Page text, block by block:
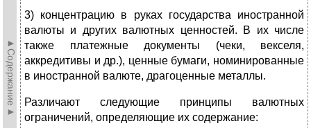
►Содержание►
3) концентрацию в руках государства иностранной
валюты и других валютных ценностей. В их числе
также платежные документы (чеки, векселя,
аккредитивы и др.), ценные бумаги, номинированные
в иностранной валюте, драгоценные металлы.
Различают следующие принципы валютных
ограничений, определяющие их содержание: